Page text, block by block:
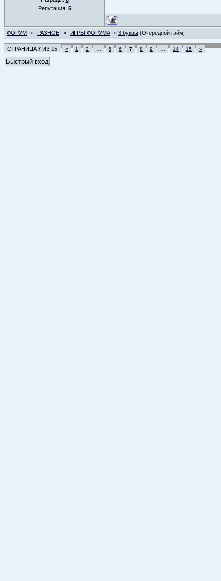
Репутация: 5
ФОРУМ » РАЗНОЕ » ИГРЫ ФОРУМА » 3 буквы (Очередной гэйм)
СТРАНИЦА 7 ИЗ 15 « 1 2 5 6 7 8 9 14 15 »